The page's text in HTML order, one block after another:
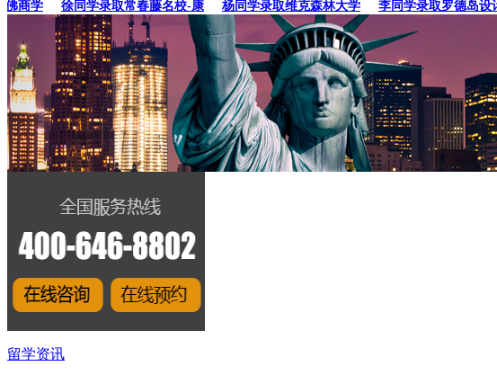
学
徐同学录取常春藤名校-康 杨同学录取维克森林大学 李同学录取罗德岛设计学
留学资讯